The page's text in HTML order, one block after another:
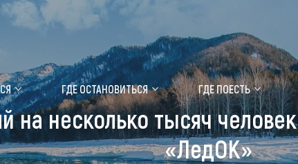
Цветение маральника
Где побывать Чем
ГДЕ ОСТАНОВИТЬСЯ ГДЕ ПОЕСТЬ
на несколько тысяч
«ЛедОК»